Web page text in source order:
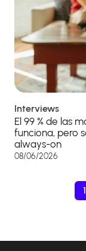
Interviews
El 99 % de las
funciona, pero
always-on
08/06/2026
1